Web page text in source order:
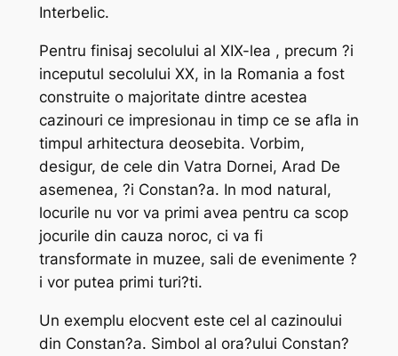
Interbelic.
Pentru finisaj secolului al XIX-lea , precum ?i
inceputul secolului XX, in la Romania a fost
construite o majoritate dintre acestea
cazinouri ce impresionau in timp ce se afla in
timpul arhitectura deosebita. Vorbim,
desigur, de cele din Vatra Dornei, Arad De
asemenea, ?i Constan?a. In mod natural,
locurile nu vor va primi avea pentru ca scop
jocurile din cauza noroc, ci va fi
transformate in muzee, sali de evenimente ?
i vor putea primi turi?ti.
Un exemplu elocvent este cel al cazinoului
din Constan?a. Simbol al ora?ului Constan?